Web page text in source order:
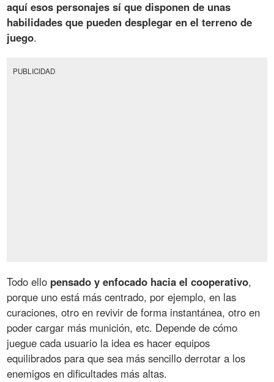
aquí esos personajes sí que disponen de unas
habilidades que pueden desplegar en el terreno de
juego.
PUBLICIDAD
Todo ello pensado y enfocado hacia el cooperativo,
porque uno está más centrado, por ejemplo, en las
curaciones, otro en revivir de forma instantánea, otro en
poder cargar más munición, etc. Depende de cómo
juegue cada usuario la idea es hacer equipos
equilibrados para que sea más sencillo derrotar a los
enemigos en dificultades más altas.